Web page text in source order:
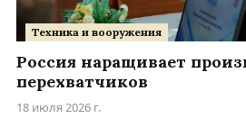
Техника и вооружения
Россия наращивает
перехватчиков
18 июля 2026 г.